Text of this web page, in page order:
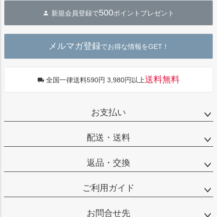
へ
新規会員登録で500ポイントプレゼント
メルマガ登録でお得な情報をGET！
全国一律送料590円 3,980円以上送料無料
お支払い
配送・送料
返品・交換
ご利用ガイド
お問合せ先